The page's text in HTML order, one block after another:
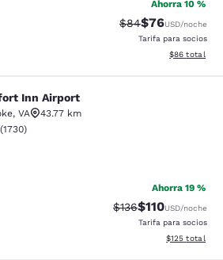
Ahorra 10 %
Tarifa tachada:
$84Tarifa
$76USD/noche
Tarifa para socios
Ver detalles
$86 total
Inn Airport
, VA
43.77 km
de 4.24 estrellas. Excelente. 1730 reseñas
(1730)
Ahorra 19 %
Tarifa tachada:
$136Tarifa reducida:
$110USD/noche
Tarifa para socios
Ver detalles
$125 total